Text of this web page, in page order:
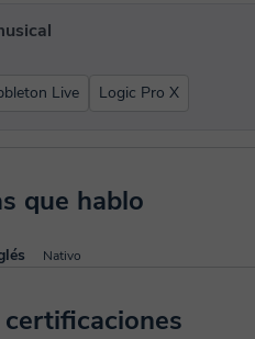
Live Logic Pro X
que hablo
Nativo